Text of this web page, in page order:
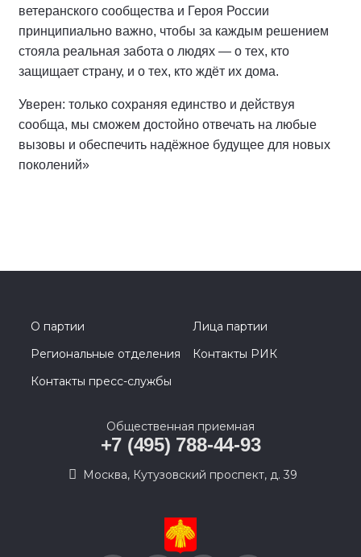
ветеранского сообщества и Героя России
принципиально важно, чтобы за каждым решением
стояла реальная забота о людях — о тех, кто
защищает страну, и о тех, кто ждёт их дома.
Уверен: только сохраняя единство и действуя
сообща, мы сможем достойно отвечать на любые
вызовы и обеспечить надёжное будущее для новых
поколений»
О партии
Лица партии
Региональные отделения
Контакты РИК
Контакты пресс-службы
Общественная приемная
+7 (495) 788-44-93
Москва, Кутузовский проспект, д. 39